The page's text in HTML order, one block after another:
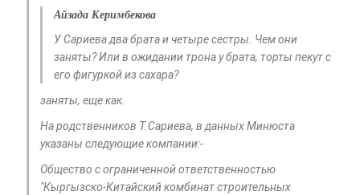
Айзада Керимбекова
У Сариева два брата и четыре сестры. Чем они
заняты? Или в ожидании трона у брата, торты пекут с
его фигуркой из сахара?
заняты, еще как.
На родственников Т.Сариева, в данных Минюста
указаны следующие компании:-
Общество с ограниченной ответственностью
"Кыргызско-Китайский комбинат строительных